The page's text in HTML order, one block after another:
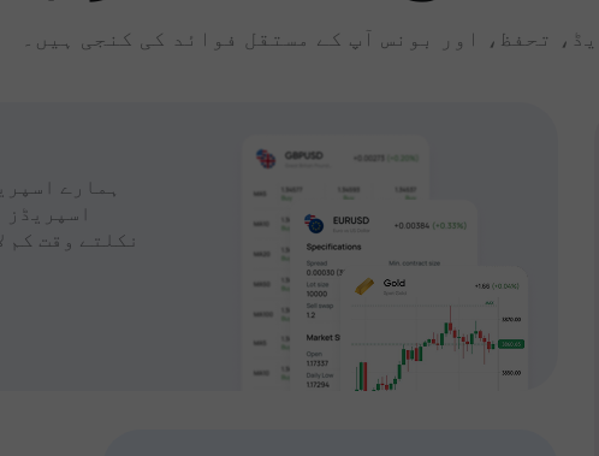
تحفظ، اور بونس آپ کے مستقل فوائد کی کنجی ہیں۔
ہمارے
نکلتے وقت کم